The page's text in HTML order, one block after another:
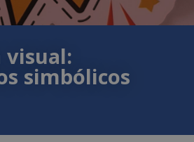
visual:
simbólicos